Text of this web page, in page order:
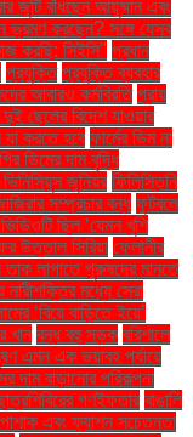
জুটি বাঁধছেন আয়ুষ্মান এবং
ভ্রমণ করছেন? সঙ্গে যেসব
করছি: সিইসি" প্রধান
প্রযুক্তি প্রযুক্তি ব্যবহার
আবারও কর্মবিরতি প্রায়
ছেলের বিদেশ যাওয়ার
করতে হবে ফার্মের ডিম না
ডিমের দাম বৃদ্ধি
ভিনিসিয়ুস জুনিয়র ফিলিস্তিনি
সম্প্রচার বন্ধ ফুটবলে
ছিল ‘যেমন খুশি
উত্তাল সিরিয়া ফেলানীর
তাক লাগাতে পুরুষদের মানতে
নারীশক্তির মধ্যে সেরা
‘বিয়ে বাড়িতে ইয়ে’
খান বন্ধ বহু সড়ক বরিশালে
এমন এক ভয়াবহ পর্যায়ে
দাম বাড়ানোর পরিকল্পনা
গণইফতার বাঙালি
পোশাক এবং ফ্যাশন সচেতনতা